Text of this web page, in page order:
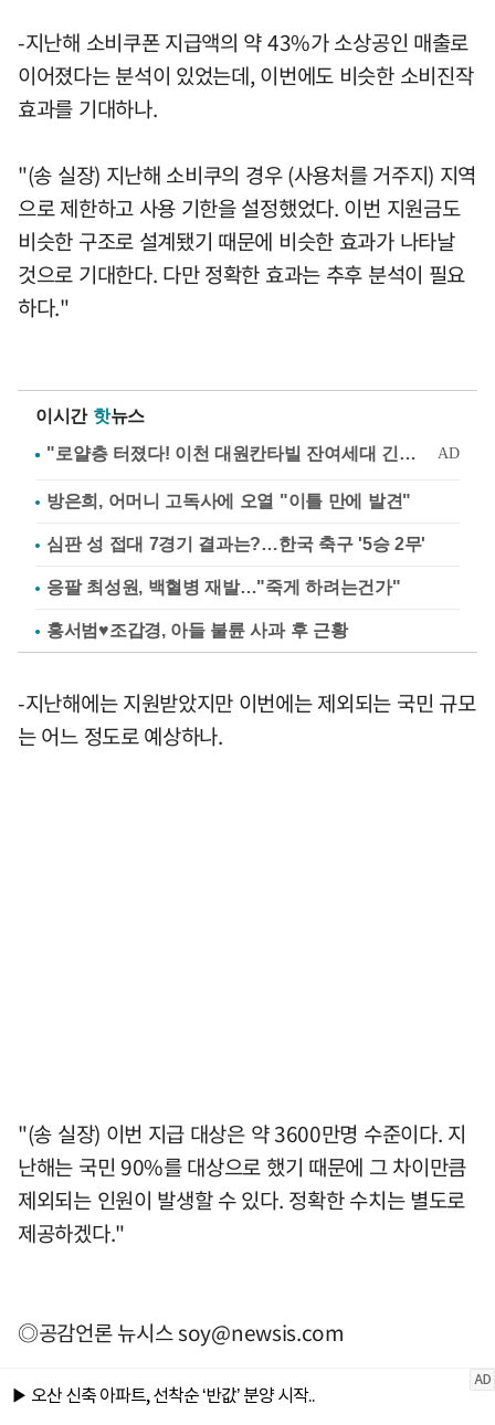
-지난해 소비쿠폰 지급액의 약 43%가 소상공인 매출로
이어졌다는 분석이 있었는데, 이번에도 비슷한 소비진작
효과를 기대하나.
"(송 실장) 지난해 소비쿠의 경우 (사용처를 거주지) 지역
으로 제한하고 사용 기한을 설정했었다. 이번 지원금도
비슷한 구조로 설계됐기 때문에 비슷한 효과가 나타날
것으로 기대한다. 다만 정확한 효과는 추후 분석이 필요
하다."
이시간 핫뉴스
방은희, 어머니 고독사에 오열 "이틀 만에 발견"
심판 성 접대 7경기 결과는?…한국 축구 '5승 2무'
응팔 최성원, 백혈병 재발…"죽게 하려는건가"
홍서범♥조갑경, 아들 불륜 사과 후 근황
-지난해에는 지원받았지만 이번에는 제외되는 국민 규모
는 어느 정도로 예상하나.
"(송 실장) 이번 지급 대상은 약 3600만명 수준이다. 지
난해는 국민 90%를 대상으로 했기 때문에 그 차이만큼
제외되는 인원이 발생할 수 있다. 정확한 수치는 별도로
제공하겠다."
◎공감언론 뉴시스soy@newsis.com